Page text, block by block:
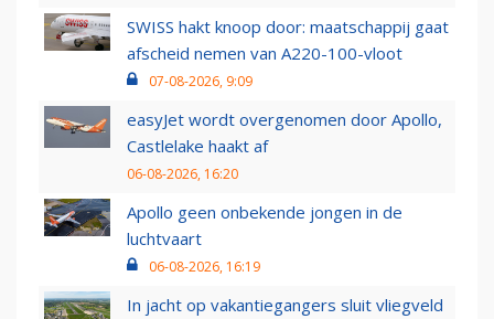
SWISS hakt knoop door: maatschappij gaat
afscheid nemen van A220-100-vloot
07-08-2026, 9:09
easyJet wordt overgenomen door Apollo,
Castlelake haakt af
06-08-2026, 16:20
Apollo geen onbekende jongen in de
luchtvaart
06-08-2026, 16:19
In jacht op vakantiegangers sluit vliegveld